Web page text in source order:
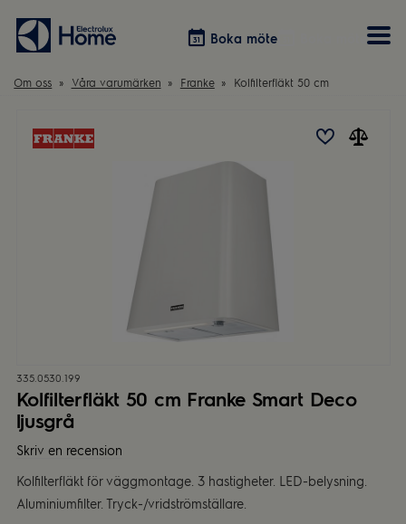
Boka möte
Våra kök
Inspiration
Förvaring
Välja garderobslösning
Vitvaror
Tvätt & Tork
Om oss Våra varumärken Franke Kolfilterfläkt 50 cm
335.0530.199
Kolfilterfläkt 50 cm Franke Smart Deco
ljusgrå
Skriv en recension
Kolfilterfläkt för väggmontage. 3 hastigheter. LED-belysning.
Aluminiumfilter. Tryck-/vridströmställare.